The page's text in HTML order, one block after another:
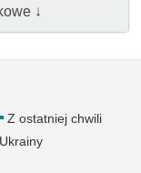
↓
Z ostatniej chwili